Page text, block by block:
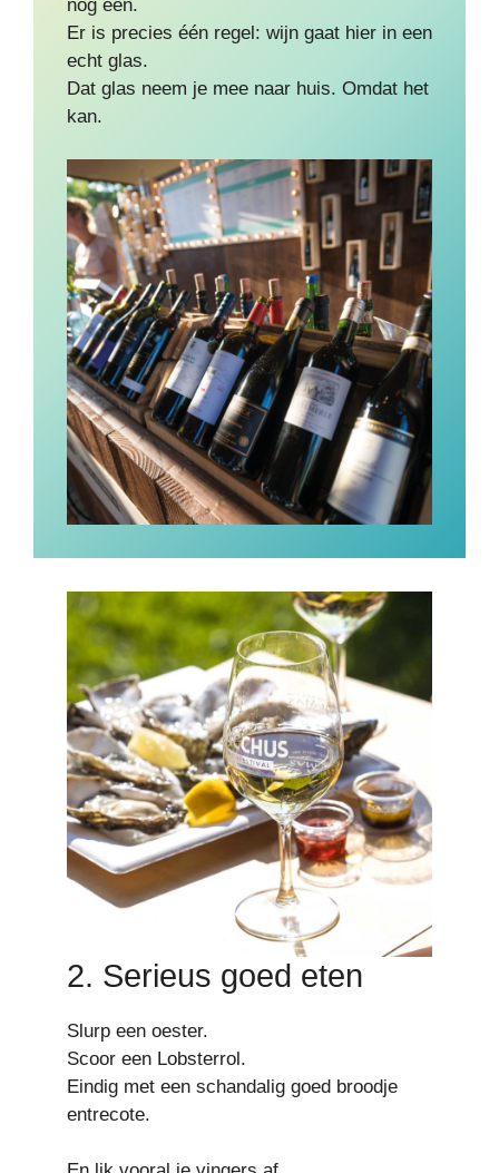
nog één.
Er is precies één regel: wijn gaat hier in een
echt glas.
Dat glas neem je mee naar huis. Omdat het
kan.
2. Serieus goed eten
Slurp een oester.
Scoor een Lobsterrol.
Eindig met een schandalig goed broodje
entrecote.